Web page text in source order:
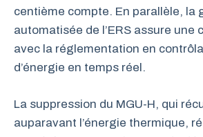
centième compte. En parallèle, la
automatisée de l’ERS assure une
avec la réglementation en
d’énergie en temps réel.
La suppression du MGU-H, qui
auparavant l’énergie thermique,